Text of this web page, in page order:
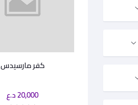
كفر مارسيدس
20,000 د.ع